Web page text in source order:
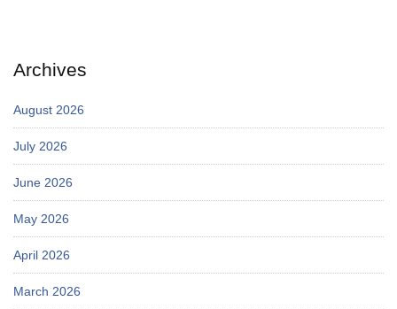
Archives
August 2026
July 2026
June 2026
May 2026
April 2026
March 2026